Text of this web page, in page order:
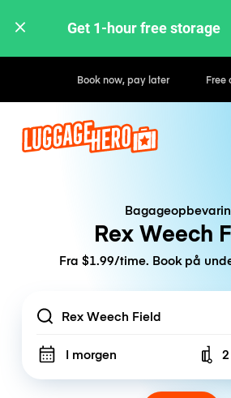
Get 1-hour free storage
Hourly / Daily Rates
Rex Weech
Fra $1.99/time. Book på
Location
I morgen